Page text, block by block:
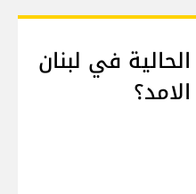
في لبنان